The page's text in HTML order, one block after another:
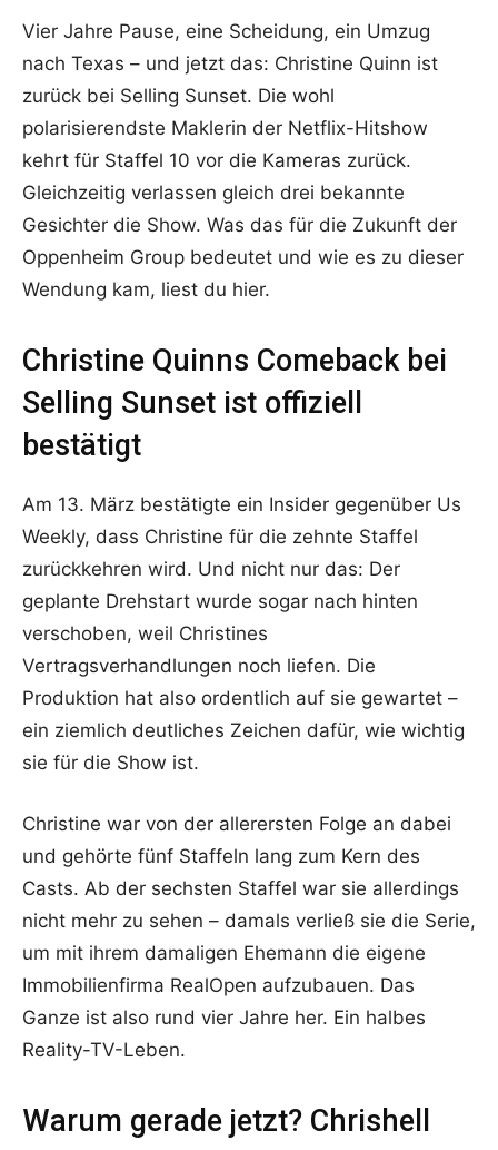
Vier Jahre Pause, eine Scheidung, ein Umzug
nach Texas – und jetzt das: Christine Quinn ist
zurück bei Selling Sunset. Die wohl
polarisierendste Maklerin der Netflix-Hitshow
kehrt für Staffel 10 vor die Kameras zurück.
Gleichzeitig verlassen gleich drei bekannte
Gesichter die Show. Was das für die Zukunft der
Oppenheim Group bedeutet und wie es zu dieser
Wendung kam, liest du hier.
Christine Quinns Comeback bei
Selling Sunset ist offiziell
bestätigt
Am 13. März bestätigte ein Insider gegenüber Us
Weekly, dass Christine für die zehnte Staffel
zurückkehren wird. Und nicht nur das: Der
geplante Drehstart wurde sogar nach hinten
verschoben, weil Christines
Vertragsverhandlungen noch liefen. Die
Produktion hat also ordentlich auf sie gewartet –
ein ziemlich deutliches Zeichen dafür, wie wichtig
sie für die Show ist.
Christine war von der allerersten Folge an dabei
und gehörte fünf Staffeln lang zum Kern des
Casts. Ab der sechsten Staffel war sie allerdings
nicht mehr zu sehen – damals verließ sie die Serie,
um mit ihrem damaligen Ehemann die eigene
Immobilienfirma RealOpen aufzubauen. Das
Ganze ist also rund vier Jahre her. Ein halbes
Reality-TV-Leben.
Warum gerade jetzt? Chrishell